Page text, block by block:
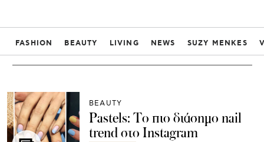
FASHION BEAUTY LIVING NEWS SUZY MENKES
BEAUTY
Pastels: To πιο διάσημο nail
trend στο Instagram